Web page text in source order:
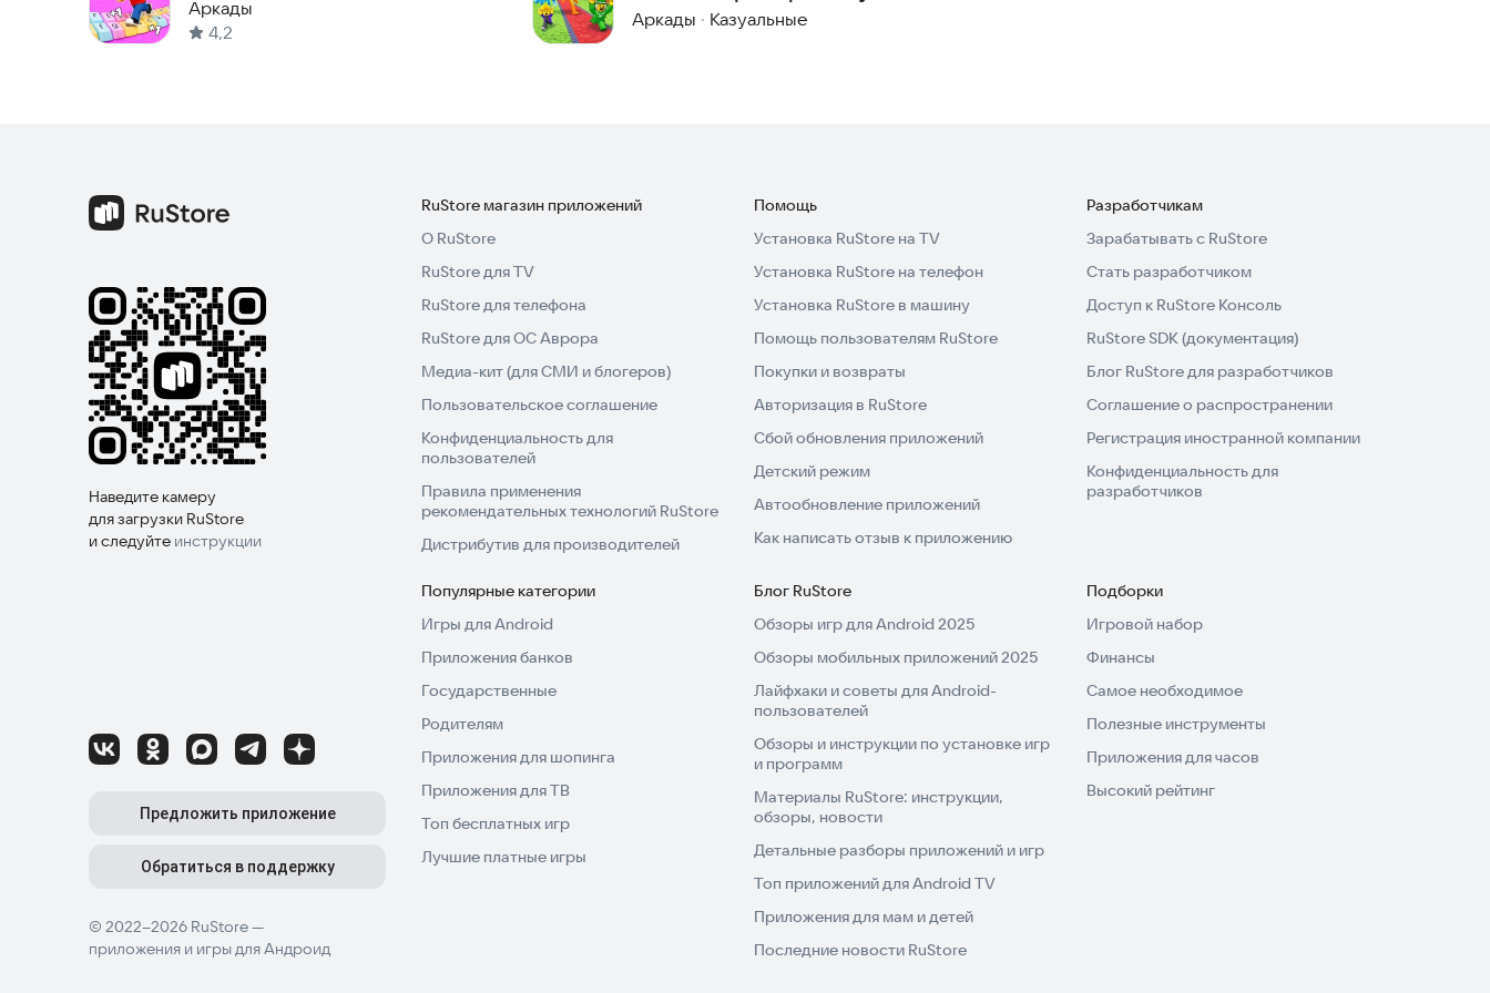
по Клавиатуре
Аркады
4,2
Боссов
Аркады · Казуальные
Наведите камеру
для загрузки RuStore
и следуйте инструкции
© 2022–2026 RuStore —
приложения и игры для Андроид
Предложить приложение
Обратиться в поддержку
RuStore магазин приложений
О RuStore
RuStore для TV
RuStore для телефона
RuStore для ОС Аврора
Медиа-кит (для СМИ и блогеров)
Пользовательское соглашение
Конфиденциальность для
пользователей
Правила применения
рекомендательных технологий RuStore
Дистрибутив для производителей
Помощь
Установка RuStore на TV
Установка RuStore на телефон
Установка RuStore в машину
Помощь пользователям RuStore
Покупки и возвраты
Авторизация в RuStore
Сбой обновления приложений
Детский режим
Автообновление приложений
Как написать отзыв к приложению
Разработчикам
Зарабатывать с RuStore
Стать разработчиком
Доступ к RuStore Консоль
RuStore SDK (документация)
Блог RuStore для разработчиков
Соглашение о распространении
Регистрация иностранной компании
Конфиденциальность для
разработчиков
Популярные категории
Игры для Android
Приложения банков
Государственные
Родителям
Приложения для шопинга
Приложения для ТВ
Топ бесплатных игр
Лучшие платные игры
Блог RuStore
Обзоры игр для Android 2025
Обзоры мобильных приложений 2025
Лайфхаки и советы для Android-
пользователей
Обзоры и инструкции по установке игр
и программ
Материалы RuStore: инструкции,
обзоры, новости
Детальные разборы приложений и игр
Топ приложений для Android TV
Приложения для мам и детей
Последние новости RuStore
Подборки
Игровой набор
Финансы
Самое необходимое
Полезные инструменты
Приложения для часов
Высокий рейтинг